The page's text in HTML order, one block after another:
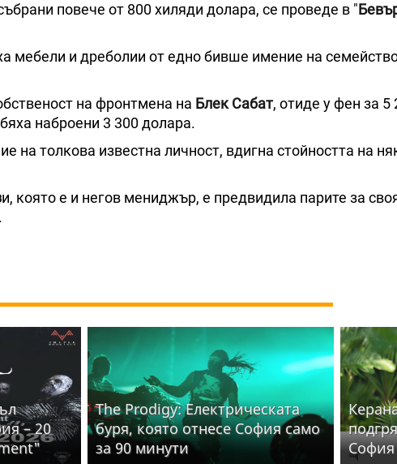
повече от 800 хиляди долара, се проведе в "
мебели и дреболии от едно бивше имение на
на фронтмена на Блек Сабат, отиде у фен за 5
наброени 3 300 долара.
на толкова известна личност, вдигна стойността на
и, която е и негов мениджър, е предвидила парите за
– 20
The Prodigy: Електрическата
буря, която отнесе София само
за 90 минути
София